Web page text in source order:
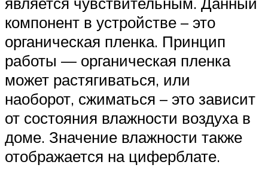
компонент в устройстве – это
органическая пленка. Принцип
работы — органическая пленка
может растягиваться, или
наоборот, сжиматься – это зависит
от состояния влажности воздуха в
доме. Значение влажности также
отображается на циферблате.